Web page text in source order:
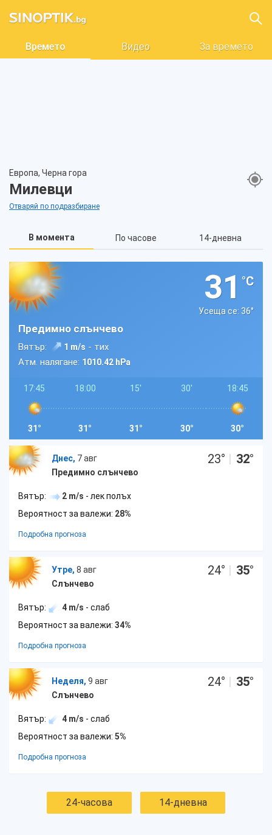
Времето Видео За времето
Европа, Черна гора
Милевци
Отваряй по подразбиране
В момента По часове 14-дневна
31 °C
Усеща се: 36°
Предимно слънчево
Вятър: 1 m/s - тих
Атм. налягане: 1010.42 hPa
17:45
31°
18:00
31°
15'
31°
30'
30°
18:45
30°
Днес, 7 авг
Предимно слънчево
23° | 32°
Вятър: 2 m/s - лек полъх
Вероятност за валежи: 28%
Подробна прогноза
Утре, 8 авг
Слънчево
24° | 35°
Вятър: 4 m/s - слаб
Вероятност за валежи: 34%
Подробна прогноза
Неделя, 9 авг
Слънчево
24° | 35°
Вятър: 4 m/s - слаб
Вероятност за валежи: 5%
Подробна прогноза
24-часова 14-дневна